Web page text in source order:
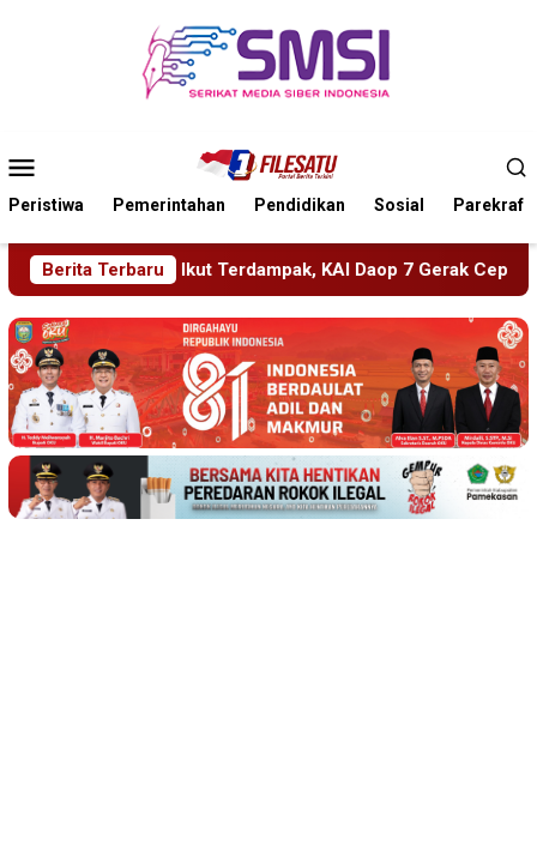
Mobile
Peristiwa Pemerintahan Pendidikan Sosial Parekraf
Berita Terbaru
KAI Daop 7 Gerak Cepat Pulihkan Layanan PMR Wira